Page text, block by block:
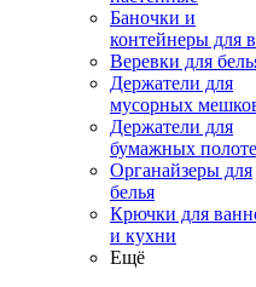
Баночки и
контейнеры для
Веревки для
Держатели для
мусорных
Держатели для
бумажных
Органайзеры для
белья
Крючки для
и кухни
Ещё